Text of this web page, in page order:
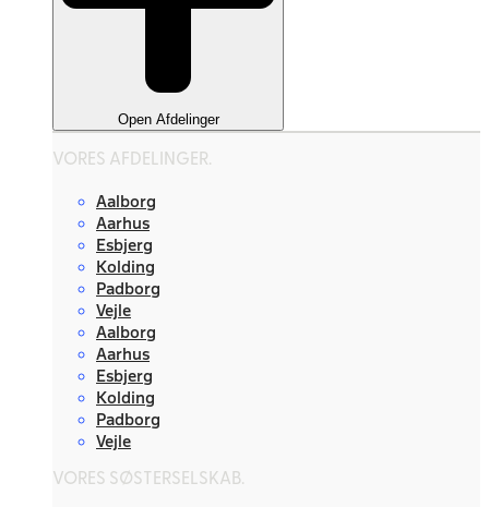
Open Afdelinger
VORES AFDELINGER.
Aalborg
Aarhus
Esbjerg
Kolding
Padborg
Vejle
Aalborg
Aarhus
Esbjerg
Kolding
Padborg
Vejle
VORES SØSTERSELSKAB.